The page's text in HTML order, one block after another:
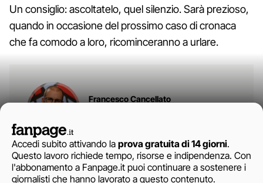
Un consiglio: ascoltatelo, quel silenzio. Sarà prezioso,
quando in occasione del prossimo caso di cronaca
che fa comodo a loro, ricominceranno a urlare.
Francesco Cancellato
Francesco Cancellato è direttore responsabile del
giornale online Fanpage.it e membro del board of
directors dell'European Journalism Centre. Dal dicembre
Accedi subito attivando la prova gratuita di 14 giorni.
Questo lavoro richiede tempo, risorse e indipendenza. Con
l'abbonamento a Fanpage.it puoi continuare a sostenere i
giornalisti che hanno lavorato a questo contenuto.